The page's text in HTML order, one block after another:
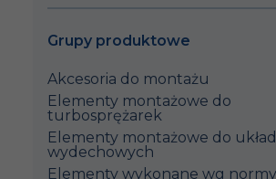
Grupy produktowe
Akcesoria do montażu
Elementy montażowe do
turbosprężarek
Elementy montażowe do
wydechowych
Elementy wykonane wg